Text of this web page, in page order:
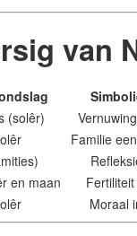
van
(solêr)
Familie
en maan
Moraal